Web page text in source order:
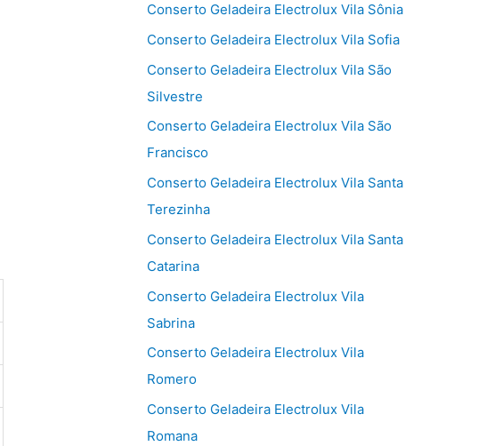
Conserto Geladeira Electrolux Vila Sônia
Conserto Geladeira Electrolux Vila Sofia
Conserto Geladeira Electrolux Vila São
Silvestre
Conserto Geladeira Electrolux Vila São
Francisco
Conserto Geladeira Electrolux Vila Santa
Terezinha
Conserto Geladeira Electrolux Vila Santa
Catarina
Conserto Geladeira Electrolux Vila
Sabrina
Conserto Geladeira Electrolux Vila
Romero
Conserto Geladeira Electrolux Vila
Romana